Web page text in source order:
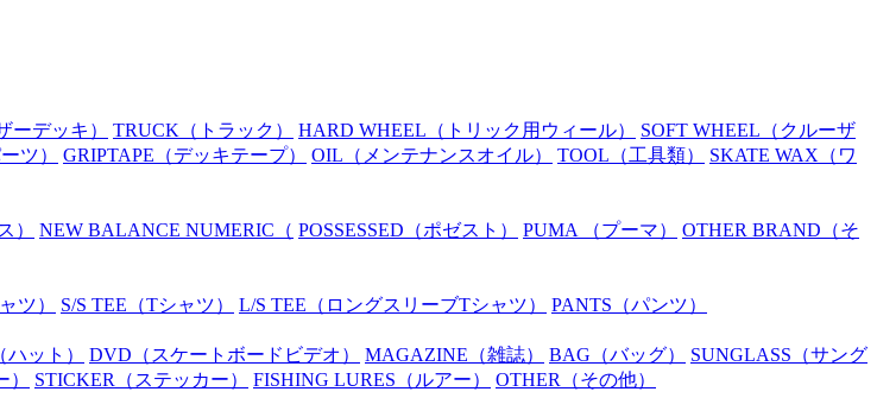
ーデッキ） TRUCK （トラック） HARD WHEEL （トリック用ウィール） SOFT WHEEL （クルーザ
ツ） GRIPTAPE （デッキテープ） OIL （メンテナンスオイル） TOOL （工具類） SKATE WAX （ワ
） NEW BALANCE NUMERIC （ POSSESSED （ポゼスト） PUMA （プーマ） OTHER BRAND （そ
ツ） S/S TEE （Tシャツ） L/S TEE （ロングスリーブTシャツ） PANTS （パンツ）
（ハット） DVD （スケートボードビデオ） MAGAZINE （雑誌） BAG （バッグ） SUNGLASS （サング
STICKER （ステッカー） FISHING LURES （ルアー） OTHER （その他）